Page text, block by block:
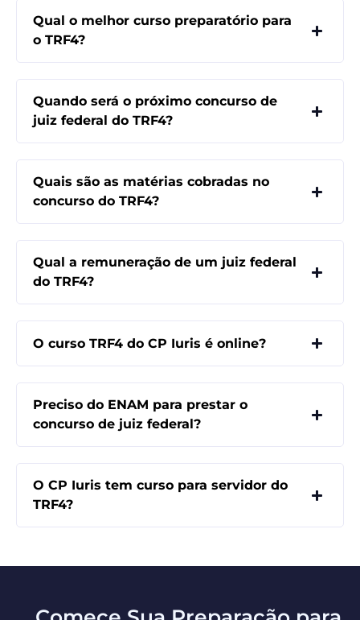
Qual o melhor curso preparatório para
o TRF4?
Quando será o próximo concurso de
juiz federal do TRF4?
Quais são as matérias cobradas no
concurso do TRF4?
Qual a remuneração de um juiz federal
do TRF4?
O curso TRF4 do CP Iuris é online?
Preciso do ENAM para prestar o
concurso de juiz federal?
O CP Iuris tem curso para servidor do
TRF4?